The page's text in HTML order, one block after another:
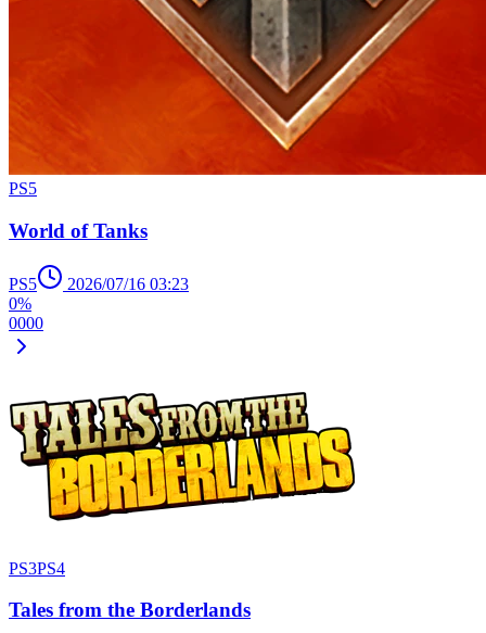
PS5
World of Tanks
PS5
2026/07/16 03:23
0%
0000
PS3PS4
Tales from the Borderlands